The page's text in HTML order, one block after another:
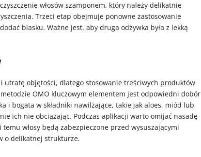
włosów szamponem, który należy delikatnie
Trzeci etap obejmuje ponowne zastosowanie
blasku. Ważne jest, aby druga odżywka była z lekką
utratę objętości, dlatego stosowanie treściwych produktów
OMO kluczowym elementem jest odpowiedni dobór
i bogata w składniki nawilżające, takie jak aloes, miód lub
ich nie obciążając. Podczas aplikacji warto omijać nasadę
włosy będą zabezpieczone przed wysuszającymi
o delikatnej strukturze.